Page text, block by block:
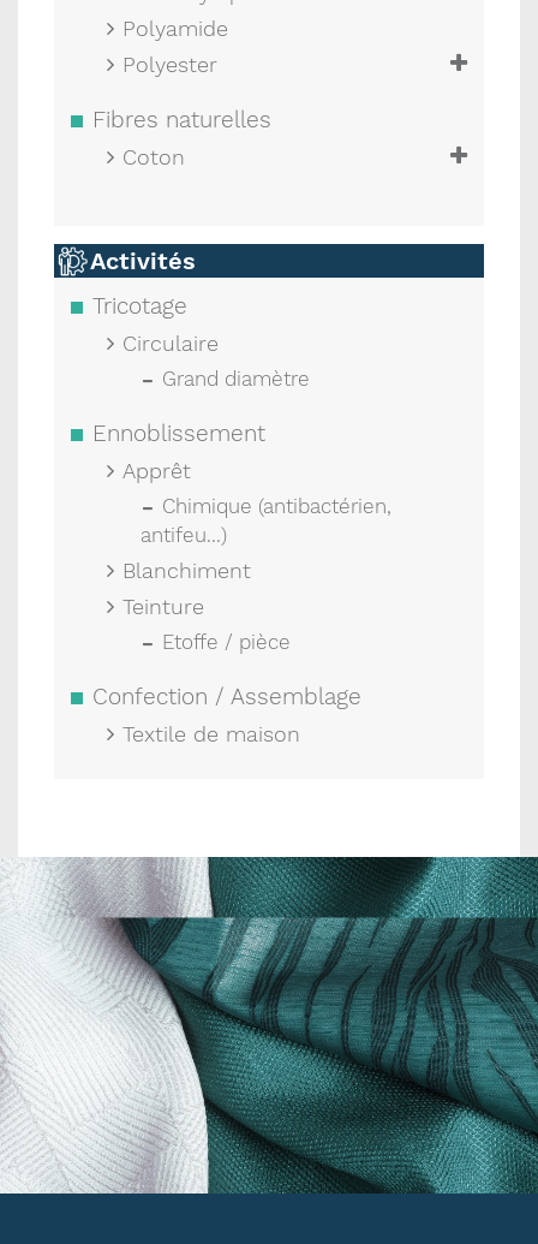
Polyamide
Polyester
Fibres naturelles
Coton
Activités
Tricotage
Circulaire
Grand diamètre
Ennoblissement
Apprêt
Chimique (antibactérien,
antifeu...)
Blanchiment
Teinture
Etoffe / pièce
Confection / Assemblage
Textile de maison